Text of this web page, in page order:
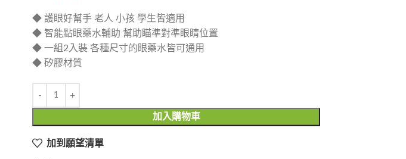
◆ 護眼好幫手 老人 小孩 學生皆適用
◆ 智能點眼藥水輔助 幫助瞄準對準眼睛位置
◆ 一組2入裝 各種尺寸的眼藥水皆可通用
◆ 矽膠材質
加入購物車
加到願望清單